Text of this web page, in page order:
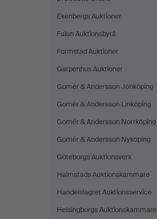
Ekenbergs Auktioner
Falun Auktionsbyrå
Formstad Auktioner
Garpenhus Auktioner
Gomér & Andersson Jönköping
Gomér & Andersson Linköping
Gomér & Andersson Norrköping
Gomér & Andersson Nyköping
Göteborgs Auktionsverk
Halmstads Auktionskammare
Handelslagret Auktionsservice
Helsingborgs Auktionskammare